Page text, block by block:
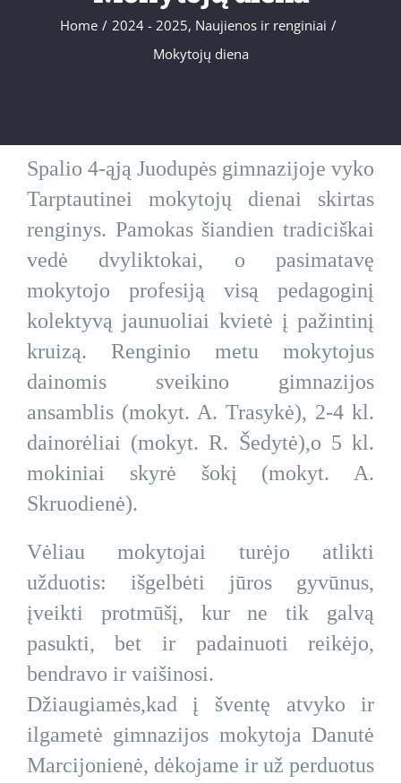
Home / 2024 - 2025, Naujienos ir renginiai /
Mokytojų diena
Spalio 4-ąją Juodupės gimnazijoje vyko
Tarptautinei mokytojų dienai skirtas
renginys. Pamokas šiandien tradiciškai
vedė dvyliktokai, o pasimatavę
mokytojo profesiją visą pedagoginį
kolektyvą jaunuoliai kvietė į pažintinį
kruizą. Renginio metu mokytojus
dainomis sveikino gimnazijos
ansamblis (mokyt. A. Trasykė), 2-4 kl.
dainorėliai (mokyt. R. Šedytė),o 5 kl.
mokiniai skyrė šokį (mokyt. A.
Skruodienė).
Vėliau mokytojai turėjo atlikti
užduotis: išgelbėti jūros gyvūnus,
įveikti protmūšį, kur ne tik galvą
pasukti, bet ir padainuoti reikėjo,
bendravo ir vaišinosi.
Džiaugiamės,kad į šventę atvyko ir
ilgametė gimnazijos mokytoja Danutė
Marcijonienė, dėkojame ir už perduotus